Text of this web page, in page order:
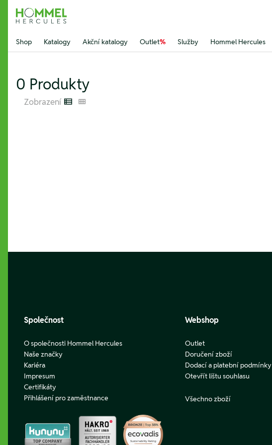
Hommel Hercules
Shop Katalogy Akční katalogy Outlet% Služby Hommel Hercules
0 Produkty
Zobrazení Listenansicht
Kachelansicht
Společnost
O společnosti Hommel Hercules
Naše značky
Kariéra
Impresum
Certifikáty
Přihlášení pro zaměstnance
Webshop
Outlet
Doručení zboží
Dodací a platební podmínky
Otevřít lištu souhlasu
Všechno zboží